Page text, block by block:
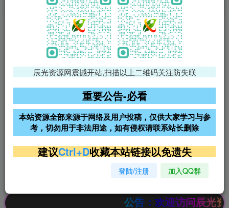
VIP特权介绍
影视源码
免费领支付宝红包
腾讯轻量4核4G3M服务器38元/
阿里云2核2G200M服务器68元/
年
雨云高防免备案服务器
超低价文字广告位招租 超低价文字广告位招租
超低价文字广告位招租
公告：欢迎访问辰光资源网，
辰光资源网震撼开站,扫描以上二维码关注防失联
重要公告-必看
本站资源全部来源于网络及用户投稿，仅供大家学习与参
考，切勿用于非法用途，如有侵权请联系站长删除
建议Ctrl+D收藏本站链接以免遗失
登陆/注册 加入QQ群